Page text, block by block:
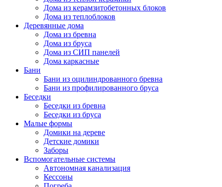
Дома из керамзитобетонных блоков
Дома из теплоблоков
Деревянные дома
Дома из бревна
Дома из бруса
Дома из СИП панелей
Дома каркасные
Бани
Бани из оцилиндрованного бревна
Бани из профилированного бруса
Беседки
Беседки из бревна
Беседки из бруса
Малые формы
Домики на дереве
Детские домики
Заборы
Вспомогательные системы
Автономная канализация
Кессоны